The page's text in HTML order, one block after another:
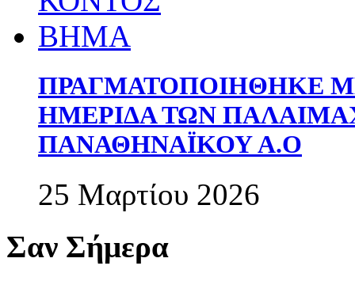
ΠΡΑΓΜΑΤΟΠΟΙΗΘΗΚΕ
ΗΜΕΡΙΔΑ ΤΩΝ
ΠΑΝΑΘΗΝΑΪΚΟΥ Α.Ο
25 Μαρτίου 2026
Σαν Σήμερα